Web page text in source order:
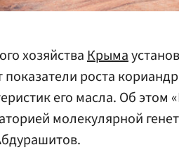
хозяйстваКрыма
роста
его масла. Об этом
молекулярной